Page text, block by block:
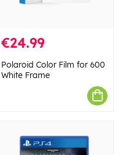
€24.99
Polaroid Color Film for 600
White Frame